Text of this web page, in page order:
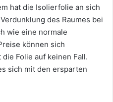
hat die Isolierfolie an sich
des Raumes bei
wie eine normale
können sich
Folie auf keinen Fall.
sich mit den ersparten